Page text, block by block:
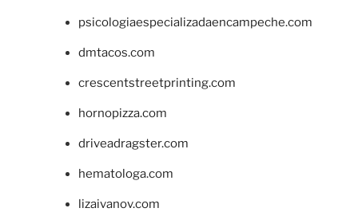
psicologiaespecializadaencampeche.com
dmtacos.com
crescentstreetprinting.com
hornopizza.com
driveadragster.com
hematologa.com
lizaivanov.com